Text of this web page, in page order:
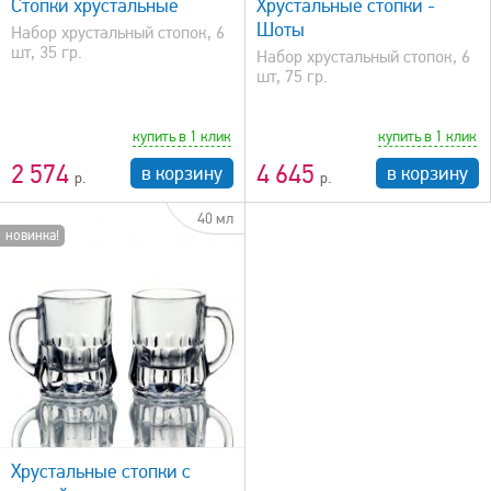
Стопки хрустальные
Набор хрустальный стопок, 6
шт, 35 гр.
2 574
купить в 1 клик
в корзину
Хрустальные стопки -
Шоты
Набор хрустальный стопок, 6
шт, 75 гр.
4 645
купить в 1 клик
в корзину
новинка!
40 мл
Хрустальные стопки с